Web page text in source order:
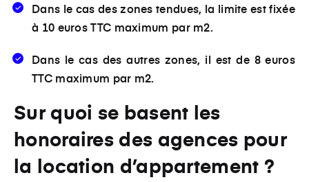
Dans le cas des zones tendues, la limite est fixée
à 10 euros TTC maximum par m2.
Dans le cas des autres zones, il est de 8 euros
TTC maximum par m2.
Sur quoi se basent les
honoraires des agences pour
la location d’appartement ?